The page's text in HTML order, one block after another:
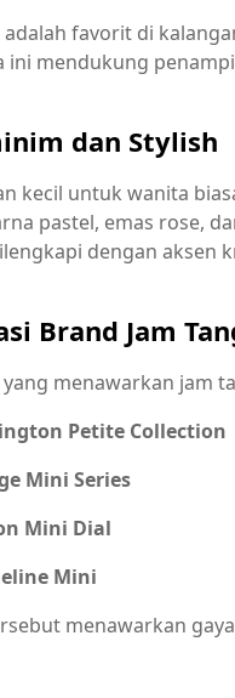
adalah favorit di
ini mendukung
dan Stylish
kecil untuk wanita
pastel, emas rose,
dengan aksen
Brand Jam
menawarkan jam
Petite Collection
Mini Series
Mini Dial
Mini
menawarkan